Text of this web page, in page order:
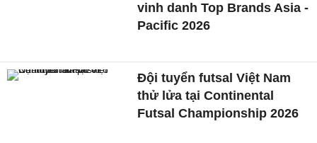
vinh danh Top Brands Asia -
Pacific 2026
Đội tuyển futsal Việt Nam
thử lửa tại Continental
Futsal Championship 2026